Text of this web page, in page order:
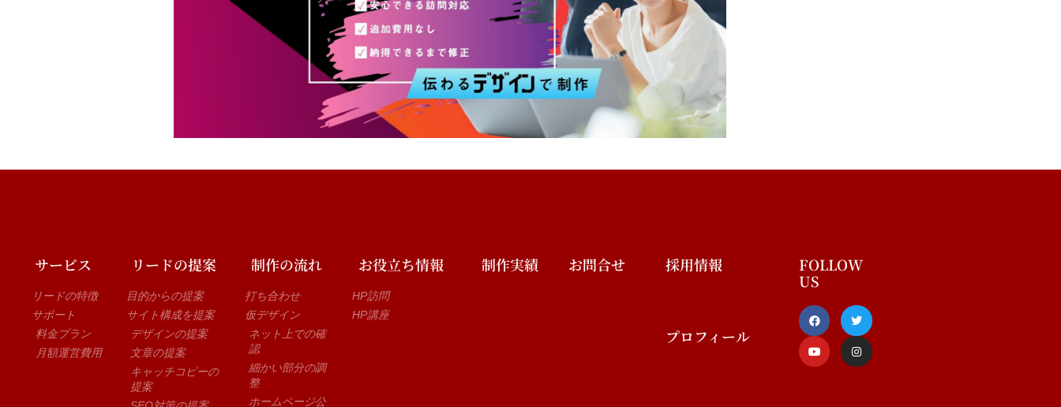
サービス
リードの特徴
サポート
料金プラン
月額運営費用
リードの提案
目的からの提案
サイト構成を提案
デザインの提案
文章の提案
キャッチコピーの
提案
制作の流れ
打ち合わせ
仮デザイン
ネット上での確
認
細かい部分の調
整
ホームページ公
お役立ち情報
HP訪問
HP講座
制作実績 お問合せ 採用情報
プロフィール
FOLLOW
US
F
a
c
e
b
o
T
w
i
t
t
e
Y
o
u
t
u
b
I
n
s
t
a
g